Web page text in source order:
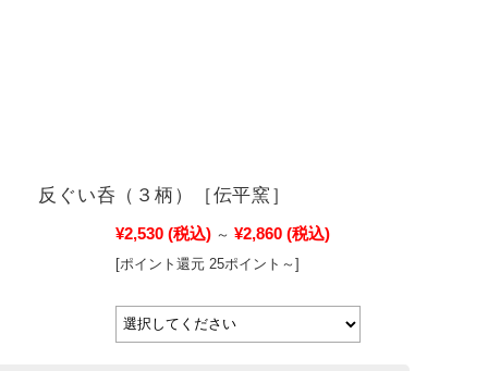
反ぐい呑（３柄）［伝平窯］
¥2,530 (税込) ～ ¥2,860 (税込)
[ポイント還元 25ポイント～]